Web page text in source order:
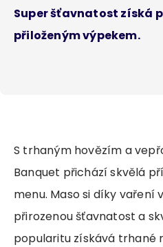
Super šťavnatost získá
přiloženým výpekem.
S trhaným hovězím a
Banquet přichází skvělá
menu. Maso si díky vaření
přirozenou šťavnatost a
popularitu získává trhané